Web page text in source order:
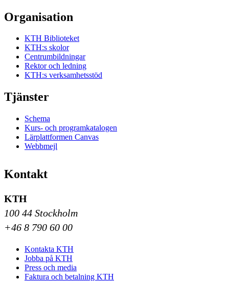
Organisation
KTH Biblioteket
KTH:s skolor
Centrumbildningar
Rektor och ledning
KTH:s verksamhetsstöd
Tjänster
Schema
Kurs- och programkatalogen
Lärplattformen Canvas
Webbmejl
Kontakt
KTH
100 44 Stockholm
+46 8 790 60 00
Kontakta KTH
Jobba på KTH
Press och media
Faktura och betalning KTH